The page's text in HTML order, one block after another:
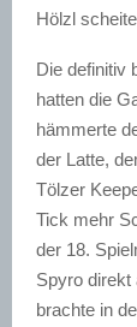
Hölzl
Die definitiv
hatten die
hämmerte
der Latte,
Tölzer
Tick mehr
der 18.
Spyro direkt
brachte in